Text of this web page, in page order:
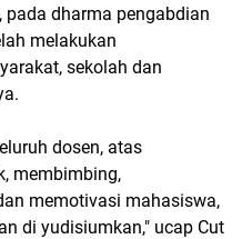
pada dharma pengabdian
melakukan
sekolah dan
dosen, atas
membimbing,
memotivasi mahasiswa,
di yudisiumkan," ucap Cut